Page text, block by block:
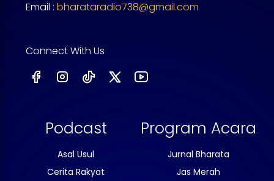
Email : bharataradio738@gmail.com
Connect With Us
Podcast
Asal Usul
Cerita Rakyat
Program Acara
Jurnal Bharata
Jas Merah